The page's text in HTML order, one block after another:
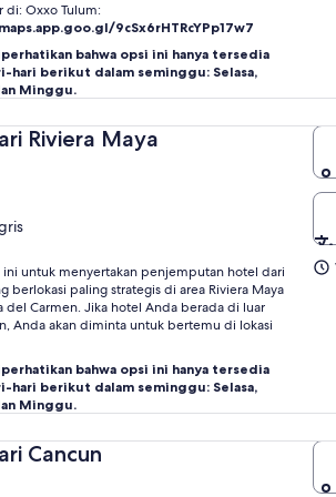
di: Oxxo Tulum:
9cSx6rHTRcYPp17w7
bahwa opsi ini hanya tersedia
hari berikut dalam seminggu: Selasa,
Minggu.
Riviera Maya
ini untuk menyertakan penjemputan hotel dari
berlokasi paling strategis di area Riviera Maya
del Carmen. Jika hotel Anda berada di luar
Anda akan diminta untuk bertemu di lokasi
bahwa opsi ini hanya tersedia
hari berikut dalam seminggu: Selasa,
Minggu.
Cancun